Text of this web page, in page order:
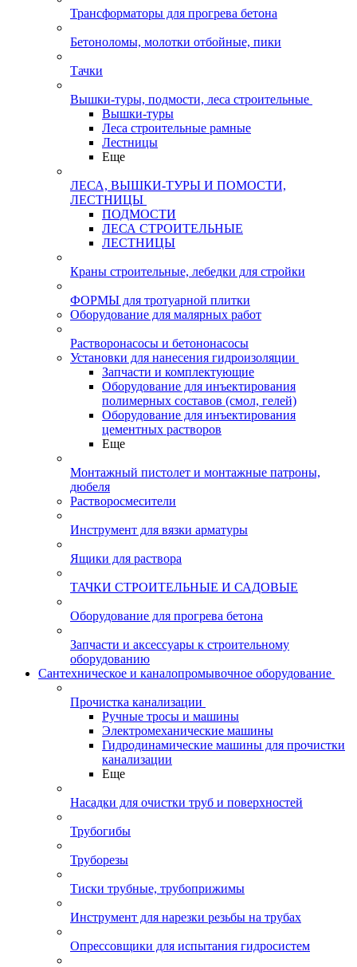
Трансформаторы для прогрева бетона
Бетоноломы, молотки отбойные, пики
Тачки
Вышки-туры, подмости, леса строительные
Вышки-туры
Леса строительные рамные
Лестницы
Еще
ЛЕСА, ВЫШКИ-ТУРЫ И ПОМОСТИ,
ЛЕСТНИЦЫ
ПОДМОСТИ
ЛЕСА СТРОИТЕЛЬНЫЕ
ЛЕСТНИЦЫ
Краны строительные, лебедки для стройки
ФОРМЫ для тротуарной плитки
Оборудование для малярных работ
Растворонасосы и бетононасосы
Установки для нанесения гидроизоляции
Запчасти и комплектующие
Оборудование для инъектирования
полимерных составов (смол, гелей)
Оборудование для инъектирования
цементных растворов
Еще
Монтажный пистолет и монтажные патроны,
дюбеля
Растворосмесители
Инструмент для вязки арматуры
Ящики для раствора
ТАЧКИ СТРОИТЕЛЬНЫЕ И САДОВЫЕ
Оборудование для прогрева бетона
Запчасти и аксессуары к строительному
оборудованию
Сантехническое и каналопромывочное оборудование
Прочистка канализации
Ручные тросы и машины
Электромеханические машины
Гидродинамические машины для прочистки
канализации
Еще
Насадки для очистки труб и поверхностей
Трубогибы
Труборезы
Тиски трубные, трубоприжимы
Инструмент для нарезки резьбы на трубах
Опрессовщики для испытания гидросистем